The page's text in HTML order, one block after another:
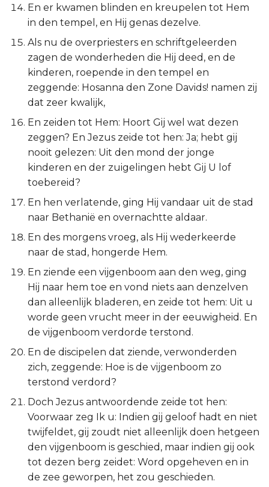
Ezechiël
Daniël
Hoséa
Joël
Amos
Obadja
Jona
Micha
Nahum
Hábakuk
Zefánja
Haggaï
Zacharía
Maleáchi
En er kwamen blinden en kreupelen tot Hem
in den tempel, en Hij genas dezelve.
Als nu de overpriesters en schriftgeleerden
zagen de wonderheden die Hij deed, en de
kinderen, roepende in den tempel en
zeggende: Hosanna den Zone Davids! namen zij
dat zeer kwalijk,
En zeiden tot Hem: Hoort Gij wel wat dezen
zeggen? En Jezus zeide tot hen: Ja; hebt gij
nooit gelezen: Uit den mond der jonge
kinderen en der zuigelingen hebt Gij U lof
toebereid?
En hen verlatende, ging Hij vandaar uit de stad
naar Bethanië en overnachtte aldaar.
En des morgens vroeg, als Hij wederkeerde
naar de stad, hongerde Hem.
En ziende een vijgenboom aan den weg, ging
Hij naar hem toe en vond niets aan denzelven
dan alleenlijk bladeren, en zeide tot hem: Uit u
worde geen vrucht meer in der eeuwigheid. En
de vijgenboom verdorde terstond.
En de discipelen dat ziende, verwonderden
zich, zeggende: Hoe is de vijgenboom zo
terstond verdord?
Doch Jezus antwoordende zeide tot hen:
Voorwaar zeg Ik u: Indien gij geloof hadt en niet
twijfeldet, gij zoudt niet alleenlijk doen hetgeen
den vijgenboom is geschied, maar indien gij ook
tot dezen berg zeidet: Word opgeheven en in
de zee geworpen, het zou geschieden.